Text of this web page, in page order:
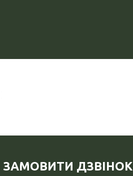
ЗАМОВИТИ ДЗВІНОК